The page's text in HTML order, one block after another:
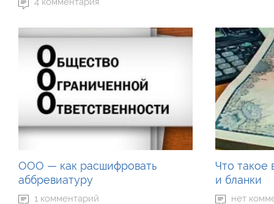
ООО — как расшифровать
аббревиатуру
1 комментарий
Что такое
и бланки
нет